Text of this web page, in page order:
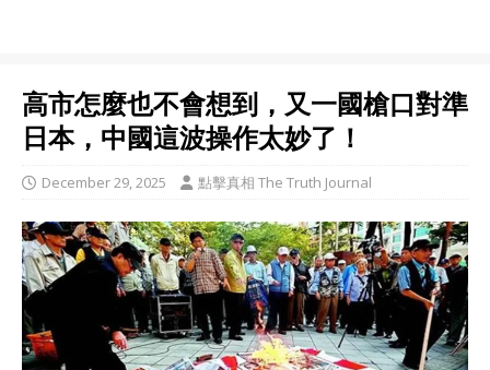
高市怎麼也不會想到，又一國槍口對準
日本，中國這波操作太妙了！
December 29, 2025 點擊真相 The Truth Journal